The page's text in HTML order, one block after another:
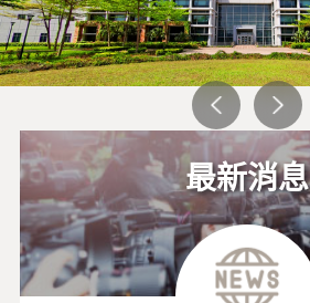
學術活動 徵才訊息
計畫徵求 合作學程
最新消息